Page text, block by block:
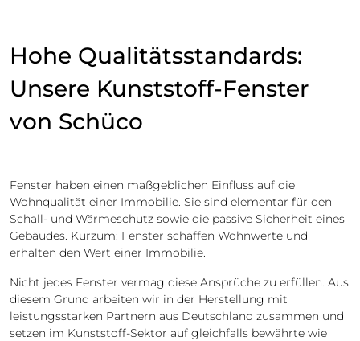
Hohe Qualitätsstandards:
Unsere Kunststoff-Fenster
von Schüco
Fenster haben einen maßgeblichen Einfluss auf die
Wohnqualität einer Immobilie. Sie sind elementar für den
Schall- und Wärmeschutz sowie die passive Sicherheit eines
Gebäudes. Kurzum: Fenster schaffen Wohnwerte und
erhalten den Wert einer Immobilie.
Nicht jedes Fenster vermag diese Ansprüche zu erfüllen. Aus
diesem Grund arbeiten wir in der Herstellung mit
leistungsstarken Partnern aus Deutschland zusammen und
setzen im Kunststoff-Sektor auf gleichfalls bewährte wie